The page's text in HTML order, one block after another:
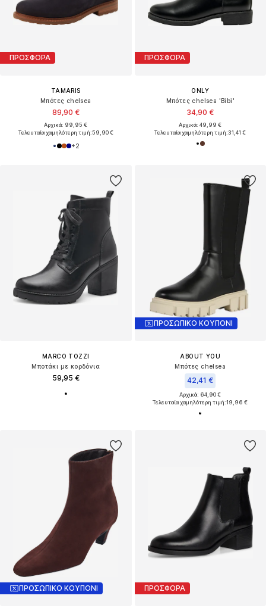
ΠΡΟΣΦΟΡΑ
TAMARIS
Μπότες chelsea
89,90 €
Αρχικά: 99,95 €
Τελευταία χαμηλότερη τιμή:59,90 €
+2
ΠΡΟΣΦΟΡΑ
ONLY
Μπότες chelsea 'Bibi'
34,90 €
Αρχικά: 49,99 €
Τελευταία χαμηλότερη τιμή:31,41 €
MARCO TOZZI
Μποτάκι με κορδόνια
59,95 €
ΠΡΟΣΩΠΙΚΟ ΚΟΥΠΟΝΙ
ABOUT YOU
Μπότες chelsea
42,41 €
Αρχικά: 64,90 €
Τελευταία χαμηλότερη τιμή:19,96 €
ΠΡΟΣΩΠΙΚΟ ΚΟΥΠΟΝΙ ΠΡΟΣΦΟΡΑ